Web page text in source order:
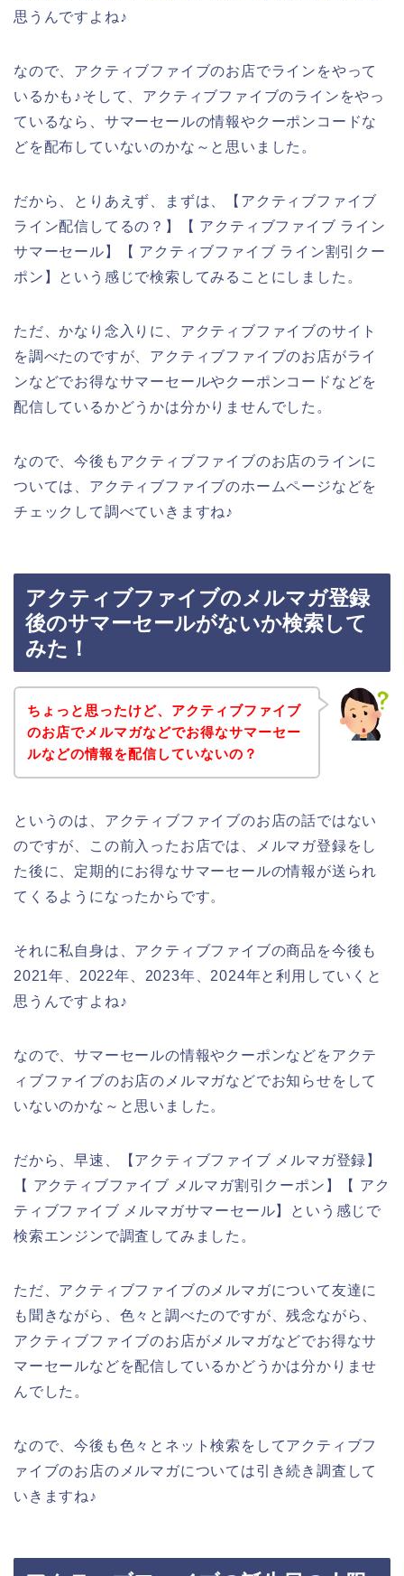
思うんですよね♪
なので、アクティブファイブのお店でラインをやって
いるかも♪そして、アクティブファイブのラインをやっ
ているなら、サマーセールの情報やクーポンコードな
どを配布していないのかな～と思いました。
だから、とりあえず、まずは、【アクティブファイブ
ライン配信してるの？】【 アクティブファイブ ライン
サマーセール】【 アクティブファイブ ライン割引クー
ポン】という感じで検索してみることにしました。
ただ、かなり念入りに、アクティブファイブのサイト
を調べたのですが、アクティブファイブのお店がライ
ンなどでお得なサマーセールやクーポンコードなどを
配信しているかどうかは分かりませんでした。
なので、今後もアクティブファイブのお店のラインに
ついては、アクティブファイブのホームページなどを
チェックして調べていきますね♪
アクティブファイブのメルマガ登録
後のサマーセールがないか検索して
みた！
ちょっと思ったけど、アクティブファイブ
のお店でメルマガなどでお得なサマーセー
ルなどの情報を配信していないの？
というのは、アクティブファイブのお店の話ではない
のですが、この前入ったお店では、メルマガ登録をし
た後に、定期的にお得なサマーセールの情報が送られ
てくるようになったからです。
それに私自身は、アクティブファイブの商品を今後も
2021年、2022年、2023年、2024年と利用していくと
思うんですよね♪
なので、サマーセールの情報やクーポンなどをアクテ
ィブファイブのお店のメルマガなどでお知らせをして
いないのかな～と思いました。
だから、早速、【アクティブファイブ メルマガ登録】
【 アクティブファイブ メルマガ割引クーポン】【 アク
ティブファイブ メルマガサマーセール】という感じで
検索エンジンで調査してみました。
ただ、アクティブファイブのメルマガについて友達に
も聞きながら、色々と調べたのですが、残念ながら、
アクティブファイブのお店がメルマガなどでお得なサ
マーセールなどを配信しているかどうかは分かりませ
んでした。
なので、今後も色々とネット検索をしてアクティブフ
ァイブのお店のメルマガについては引き続き調査して
いきますね♪